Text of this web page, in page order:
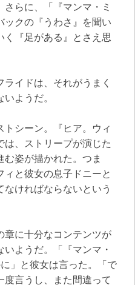
らに、「『マンマ・ミ
ックの『うわさ』を聞い
く『足がある』とさえ思
イドは、それがうまく
ようだ。
トシーン。『ヒア。ウィ
は、ストリープが演じた
む姿が描かれた。つま
ィと彼女の息子ドニーと
ければならないという
章に十分なコンテンツが
ようだ。「『マンマ・
」と彼女は言った。「で
度言うし、また間違って